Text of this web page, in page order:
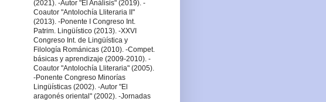
(2021). -Autor "El Análisis" (2019). -
Coautor "Antolochía Lliteraria II"
(2013). -Ponente I Congreso Int.
Patrim. Lingüístico (2013). -XXVI
Congreso Int. de Lingüística y
Filología Románicas (2010). -Compet.
básicas y aprendizaje (2009-2010). -
Coautor "Antolochía Lliteraria" (2005).
-Ponente Congreso Minorías
Lingüísticas (2002). -Autor "El
aragonés oriental" (2002). -Jornadas